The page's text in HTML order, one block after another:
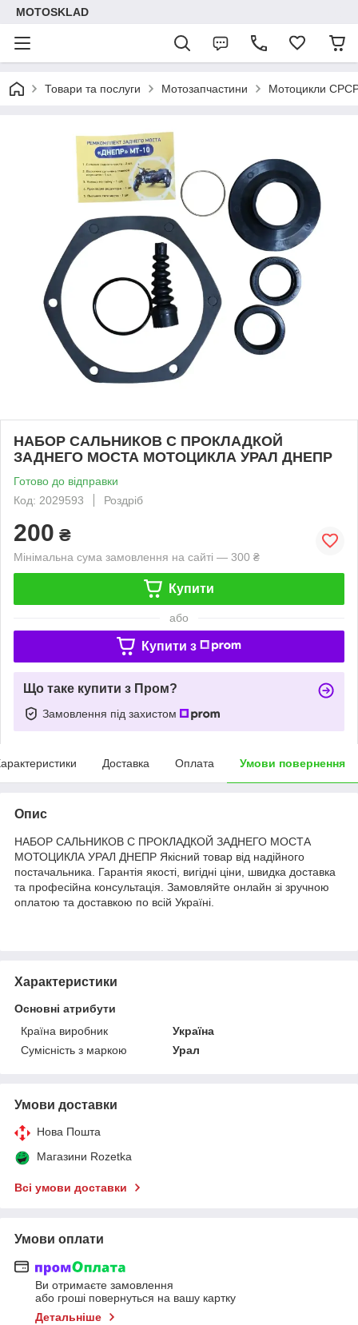
MOTOSKLAD
Товари та послуги Мотозапчастини Мотоцикли
НАБОР САЛЬНИКОВ С ПРОКЛАДКОЙ
ЗАДНЕГО МОСТА МОТОЦИКЛА УРАЛ ДНЕПР
Готово до відправки
Код: 2029593
Роздріб
200 ₴
Мінімальна сума замовлення на сайті — 300 ₴
Купити
або
Купити з
Що таке купити з Пром?
Замовлення під захистом
Доставка Оплата Умови повернення
Опис
НАБОР САЛЬНИКОВ С ПРОКЛАДКОЙ ЗАДНЕГО МОСТА
МОТОЦИКЛА УРАЛ ДНЕПР Якісний товар від надійного
постачальника. Гарантія якості, вигідні ціни, швидка доставка
та професійна консультація. Замовляйте онлайн зі зручною
оплатою та доставкою по всій Україні.
Характеристики
Основні атрибути
Країна виробник
Україна
Сумісність з маркою
Урал
Умови доставки
Нова Пошта
Магазини Rozetka
Всі умови доставки
Умови оплати
Ви отримаєте замовлення
або гроші повернуться на вашу картку
Детальніше